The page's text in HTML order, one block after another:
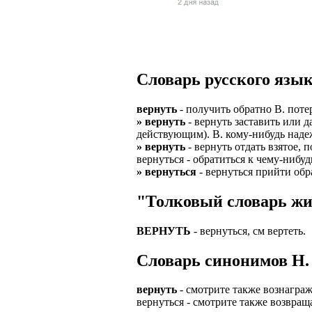
надежность и
ВНИМАНИЕ: Мы
имеет права
Варианты: 1)
2) Рабочая виза
3) Также
Знание языка
Требуются
средний,
оплачиваются
Жилье
График 10-12
Авто находится
Никаких % и
В наличии
Ищем водителей
Звоните
Гибкий
Дружный
Смартфон для
Скидки и акции
ЧТОБЫ
Откликнитесь
Получите
Заполните
Ожидайте
Словарь русского
вернуть - получить обратно В.
» вернуть - вернуть заставить или
действующим). В. кому-нибудь
» вернуть - вернуть отдать взятое,
вернуться - обратиться к чему-
» вернуться - вернуться прийти
"Толковый словарь
ВЕРНУТЬ - вернуться, см вертеть.
Cловарь синонимов
вернуть - смотрите также
вернуться - смотрите также